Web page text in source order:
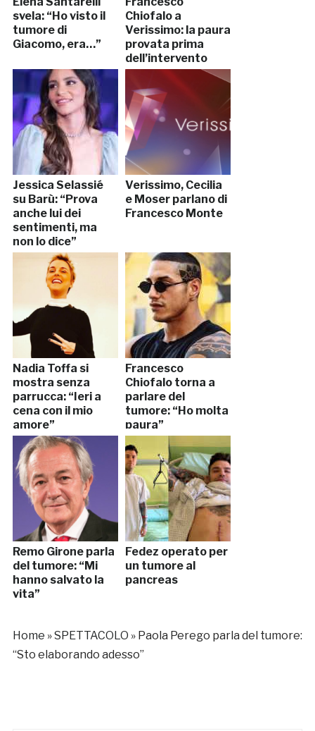
svela: “Ho visto il
tumore di
Giacomo, era…”
Chiofalo a
Verissimo: la paura
provata prima
dell’intervento
Jessica Selassié
su Barù: “Prova
anche lui dei
sentimenti, ma
non lo dice”
Verissimo, Cecilia
e Moser parlano di
Francesco Monte
Nadia Toffa si
mostra senza
parrucca: “Ieri a
cena con il mio
amore”
Francesco
Chiofalo torna a
parlare del
tumore: “Ho molta
paura”
Remo Girone parla
del tumore: “Mi
hanno salvato la
vita”
Fedez operato per
un tumore al
pancreas
Home »SPETTACOLO » Paola Perego parla del tumore:
“Sto elaborando adesso”